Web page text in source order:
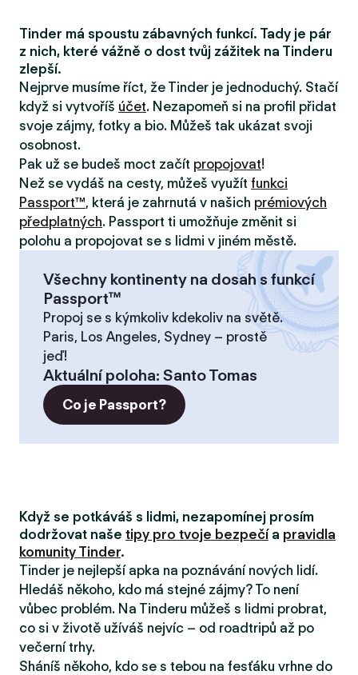
Tinder má spoustu zábavných funkcí. Tady je pár
z nich, které vážně o dost tvůj zážitek na Tinderu
zlepší.
Nejprve musíme říct, že Tinder je jednoduchý. Stačí
když si vytvoříš účet. Nezapomeň si na profil přidat
svoje zájmy, fotky a bio. Můžeš tak ukázat svoji
osobnost.
Pak už se budeš moct začít propojovat!
Než se vydáš na cesty, můžeš využít funkci
Passport™, která je zahrnutá v našich prémiových
předplatných. Passport ti umožňuje změnit si
polohu a propojovat se s lidmi v jiném městě.
Všechny kontinenty na dosah s funkcí
Passport™
Propoj se s kýmkoliv kdekoliv na světě.
Paris, Los Angeles, Sydney – prostě
jeď!
Aktuální poloha: Santo Tomas
Co je Passport?
Když se potkáváš s lidmi, nezapomínej prosím
dodržovat naše tipy pro tvoje bezpečía pravidla
komunity Tinder.
Tinder je nejlepší apka na poznávání nových lidí.
Hledáš někoho, kdo má stejné zájmy? To není
vůbec problém. Na Tinderu můžeš s lidmi probrat,
co si v životě užíváš nejvíc – od roadtripů až po
večerní trhy.
Sháníš někoho, kdo se s tebou na fesťáku vrhne do